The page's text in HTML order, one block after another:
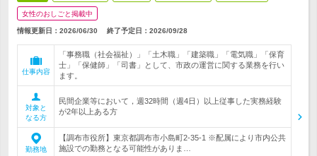
女性のおしごと掲載中
情報更新日：2026/06/30 終了予定日： 2026/09/28
仕事内容
「事務職（社会福祉）」「土木職」「建築職」「電気職」「保育
士」「保健師」「司書」として、市政の運営に関する業務を行い
ます。
対象と
なる方
民間企業等において，週32時間（週4日）以上従事した実務経験
が2年以上ある方
勤務地
【調布市役所】東京都調布市小島町2-35-1 ※配属により市内公共
施設での勤務となる可能性がありま…